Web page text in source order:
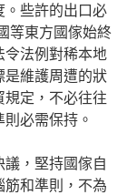
。些許的出口必
等東方國傢始終
令法例對稀本地
是維護周遭的狀
定，不必往往
必需保持。
，堅持國傢自
和準則，不為